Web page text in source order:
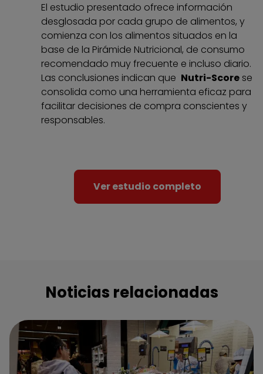
El estudio presentado ofrece información
desglosada por cada grupo de alimentos, y
comienza con los alimentos situados en la
base de la Pirámide Nutricional, de consumo
recomendado muy frecuente e incluso diario.
Las conclusiones indican que Nutri-Score se
consolida como una herramienta eficaz para
facilitar decisiones de compra conscientes y
responsables.
Ver estudio completo
Noticias relacionadas